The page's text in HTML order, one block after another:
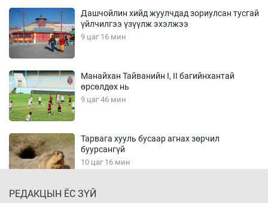
Дашчойлин хийд жуулчдад зориулсан тусгай
үйлчилгээ үзүүлж эхэлжээ
9 цаг 16 мин
Манайхан Тайванийн I, II багийнхантай
өрсөлдөх нь
9 цаг 46 мин
Тарвага хууль бусаар агнах зөрчил
буурсангүй
10 цаг 16 мин
РЕДАКЦЫН ЁС ЗҮЙ